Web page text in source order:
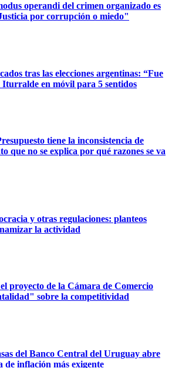
operandi del crimen organizado es
por corrupción o miedo"
tras las elecciones argentinas: “Fue
en móvil para 5 sentidos
tiene la inconsistencia de
que no se explica por qué razones se va
y otras regulaciones: planteos
la actividad
proyecto de la Cámara de Comercio
sobre la competitividad
del Banco Central del Uruguay abre
de inflación más exigente